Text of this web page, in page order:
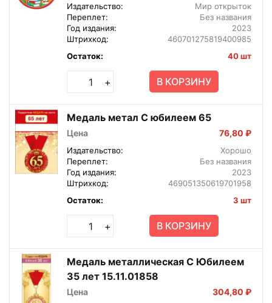
Издательство:
Мир открыток
Переплет:
Без названия
Год издания:
2023
Штрихкод:
460701275819400985
Остаток:
40 шт
+ В КОРЗИНУ
Медаль метал С юбилеем 65
Цена 76,80 ₽
Издательство:
Хорошо
Переплет:
Без названия
Год издания:
2023
Штрихкод:
469051350619701958
Остаток:
3 шт
+ В КОРЗИНУ
Медаль металлическая С Юбилеем
35 лет 15.11.01858
Цена 304,80 ₽